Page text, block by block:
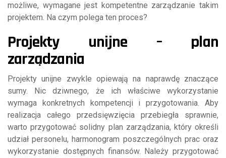
możliwe, wymagane jest kompetentne zarządzanie takim
projektem. Na czym polega ten proces?
Projekty unijne – plan
zarządzania
Projekty unijne zwykle opiewają na naprawdę znaczące
sumy. Nic dziwnego, że ich właściwe wykorzystanie
wymaga konkretnych kompetencji i przygotowania. Aby
realizacja całego przedsięwzięcia przebiegła sprawnie,
warto przygotować solidny plan zarządzania, który określi
udział personelu, harmonogram poszczególnych prac oraz
wykorzystanie dostępnych finansów. Należy przygotować